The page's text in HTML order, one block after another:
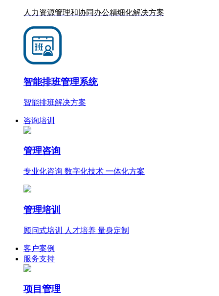
人力资源管理和协同办公精细化解决方案
智能排班管理系统
智能排班解决方案
咨询培训
管理咨询
专业化咨询 数字化技术 一体化方案
管理培训
顾问式培训 人才培养 量身定制
客户案例
服务支持
项目管理